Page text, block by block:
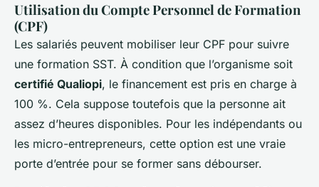
Utilisation du Compte Personnel de Formation
(CPF)
Les salariés peuvent mobiliser leur CPF pour suivre
une formation SST. À condition que l’organisme soit
certifié Qualiopi, le financement est pris en charge à
100 %. Cela suppose toutefois que la personne ait
assez d’heures disponibles. Pour les indépendants ou
les micro-entrepreneurs, cette option est une vraie
porte d’entrée pour se former sans débourser.